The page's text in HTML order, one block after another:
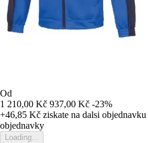
Od
1 210,00 Kč 937,00 Kč -23%
+46,85 Kč ziskate na dalsi objednavku
objednavky
Loading...